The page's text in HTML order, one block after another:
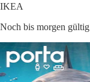
IKEA
Noch bis morgen gültig